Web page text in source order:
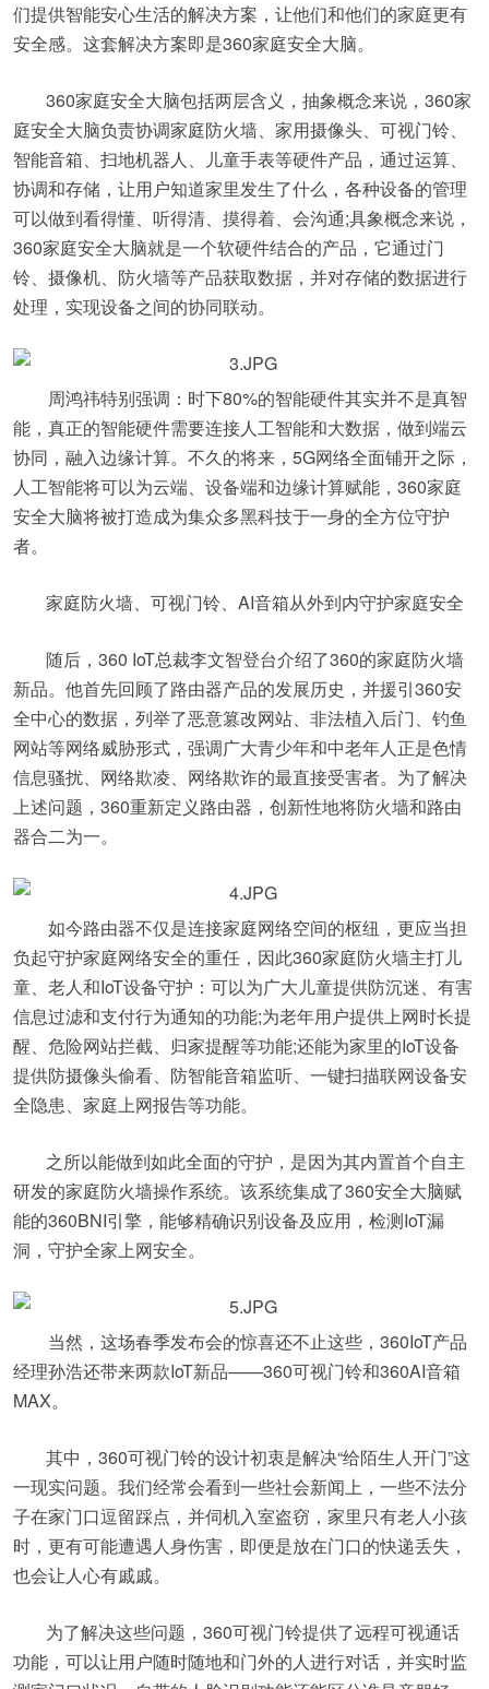
们提供智能安心生活的解决方案，让他们和他们的家庭更有
安全感。这套解决方案即是360家庭安全大脑。
360家庭安全大脑包括两层含义，抽象概念来说，360家
庭安全大脑负责协调家庭防火墙、家用摄像头、可视门铃、
智能音箱、扫地机器人、儿童手表等硬件产品，通过运算、
协调和存储，让用户知道家里发生了什么，各种设备的管理
可以做到看得懂、听得清、摸得着、会沟通;具象概念来说，
360家庭安全大脑就是一个软硬件结合的产品，它通过门
铃、摄像机、防火墙等产品获取数据，并对存储的数据进行
处理，实现设备之间的协同联动。
周鸿祎特别强调：时下80%的智能硬件其实并不是真智
能，真正的智能硬件需要连接人工智能和大数据，做到端云
协同，融入边缘计算。不久的将来，5G网络全面铺开之际，
人工智能将可以为云端、设备端和边缘计算赋能，360家庭
安全大脑将被打造成为集众多黑科技于一身的全方位守护
者。
家庭防火墙、可视门铃、AI音箱从外到内守护家庭安全
随后，360 IoT总裁李文智登台介绍了360的家庭防火墙
新品。他首先回顾了路由器产品的发展历史，并援引360安
全中心的数据，列举了恶意篡改网站、非法植入后门、钓鱼
网站等网络威胁形式，强调广大青少年和中老年人正是色情
信息骚扰、网络欺凌、网络欺诈的最直接受害者。为了解决
上述问题，360重新定义路由器，创新性地将防火墙和路由
器合二为一。
如今路由器不仅是连接家庭网络空间的枢纽，更应当担
负起守护家庭网络安全的重任，因此360家庭防火墙主打儿
童、老人和IoT设备守护：可以为广大儿童提供防沉迷、有害
信息过滤和支付行为通知的功能;为老年用户提供上网时长提
醒、危险网站拦截、归家提醒等功能;还能为家里的IoT设备
提供防摄像头偷看、防智能音箱监听、一键扫描联网设备安
全隐患、家庭上网报告等功能。
之所以能做到如此全面的守护，是因为其内置首个自主
研发的家庭防火墙操作系统。该系统集成了360安全大脑赋
能的360BNI引擎，能够精确识别设备及应用，检测IoT漏
洞，守护全家上网安全。
当然，这场春季发布会的惊喜还不止这些，360IoT产品
经理孙浩还带来两款IoT新品——360可视门铃和360AI音箱
MAX。
其中，360可视门铃的设计初衷是解决“给陌生人开门”这
一现实问题。我们经常会看到一些社会新闻上，一些不法分
子在家门口逗留踩点，并伺机入室盗窃，家里只有老人小孩
时，更有可能遭遇人身伤害，即便是放在门口的快递丢失，
也会让人心有戚戚。
为了解决这些问题，360可视门铃提供了远程可视通话
功能，可以让用户随时随地和门外的人进行对话，并实时监